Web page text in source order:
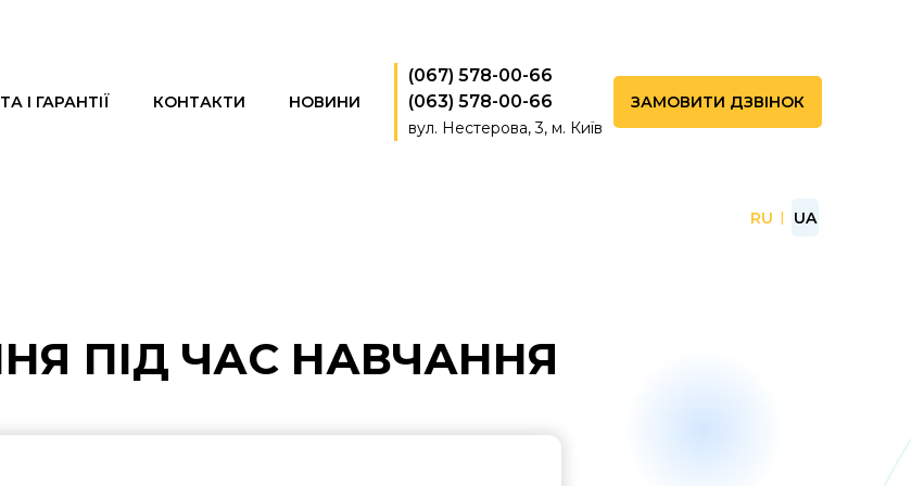
І ГАРАНТІЇ КОНТАКТИ НОВИНИ
(067) 578-00-66
(063) 578-00-66
вул. Нестерова, 3, м. Київ
ЗАМОВИТИ ДЗВІНОК
RU UA
ПІД ЧАС НАВЧАННЯ